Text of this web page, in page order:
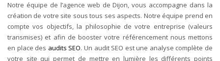
Notre équipe de l’agence web de Dijon, vous accompagne dans la
création de votre site sous tous ses aspects. Notre équipe prend en
compte vos objectifs, la philosophie de votre entreprise (valeurs
transmises) et afin de booster votre référencement nous mettons
en place des audits SEO. Un audit SEO est une analyse complète de
votre site qui permet de mettre en lumière les différents points